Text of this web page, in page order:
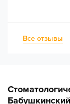
Все отзывы
Бабушкинский